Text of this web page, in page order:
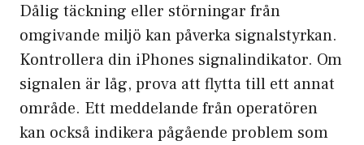
Dålig täckning eller störningar från
omgivande miljö kan påverka signalstyrkan.
Kontrollera din iPhones signalindikator. Om
signalen är låg, prova att flytta till ett annat
område. Ett meddelande från operatören
kan också indikera pågående problem som